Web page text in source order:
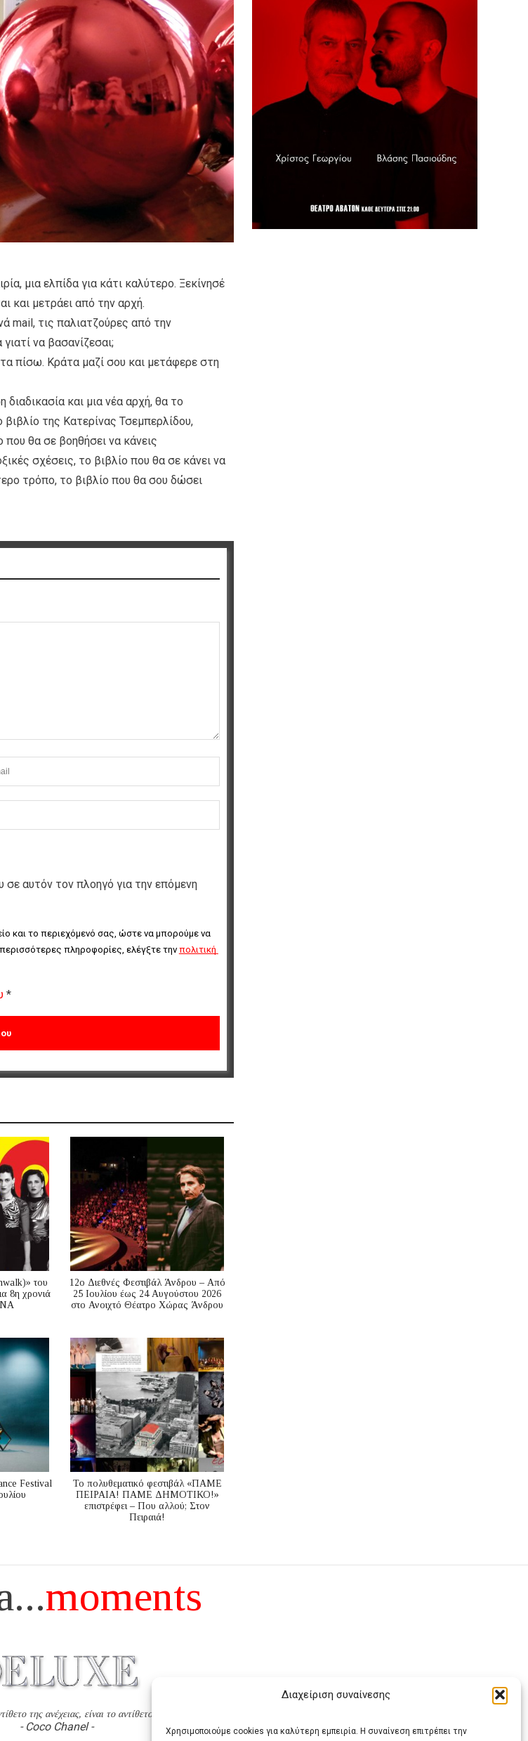
Διαχείριση συναίνεσης
Χρησιμοποιούμε cookies για καλύτερη εμπειρία. Η συναίνεση επιτρέπει την
μια ελπίδα για κάτι καλύτερο. Ξεκίνησέ
και μετράει από την αρχή.
mail, τις παλιατζούρες από την
να βασανίζεσαι;
πίσω. Κράτα μαζί σου και μετάφερε στη
και μια νέα αρχή, θα το
της Κατερίνας Τσεμπερλίδου,
θα σε βοηθήσει να κάνεις
σχέσεις, το βιβλίο που θα σε κάνει να
τρόπο, το βιβλίο που θα σου δώσει
αυτόν τον πλοηγό για την επόμενη
και το περιεχόμενό σας, ώστε να μπορούμε να
πληροφορίες, ελέγξτε την πολιτική
*
του
8η χρονιά
12ο Διεθνές Φεστιβάλ Άνδρου – Από
25 Ιουλίου έως 24 Αυγούστου 2026
στο Ανοιχτό Θέατρο Χώρας Άνδρου
Festival
Το πολυθεματικό φεστιβάλ «ΠΑΜΕ
ΠΕΙΡΑΙΑ! ΠΑΜΕ ΔΗΜΟΤΙΚΟ!»
επιστρέφει – Που αλλού; Στον
Πειραιά!
moments
της ανέχειας, είναι το αντίθετο της χυδαιότητας
- Coco Chanel -